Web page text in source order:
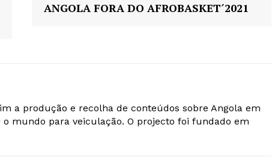
ANGOLA FORA DO AFROBASKET´2021
a produção e recolha de conteúdos sobre Angola em
mundo para veiculação. O projecto foi fundado em